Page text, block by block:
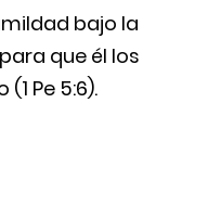
bajo la
que él los
Pe 5:6).